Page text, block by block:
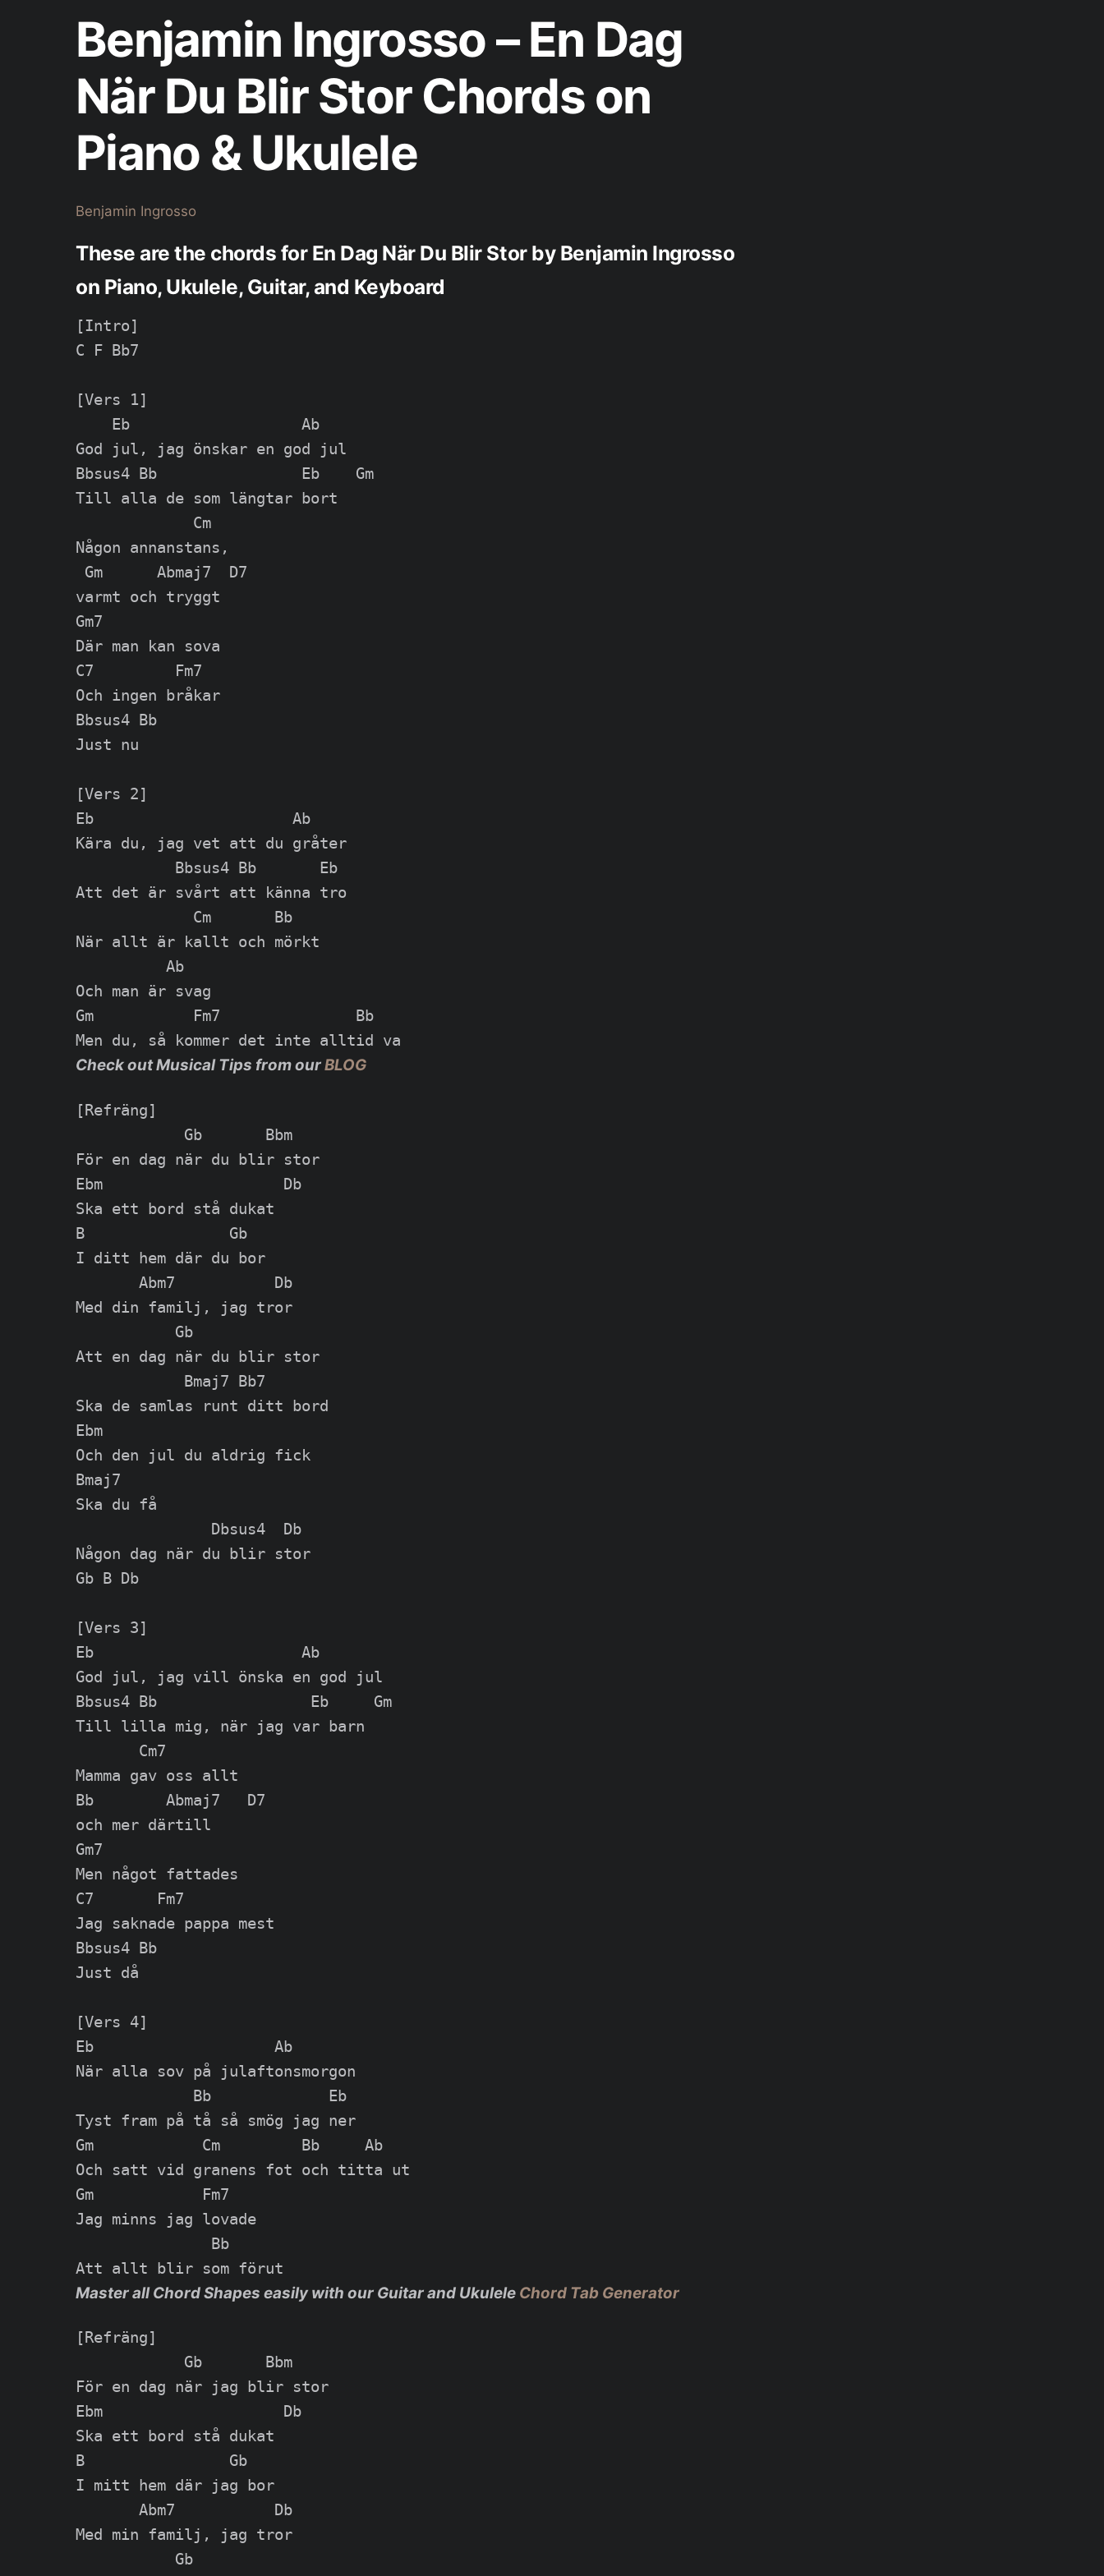
Benjamin Ingrosso – En Dag
När Du Blir Stor Chords on
Piano & Ukulele
Benjamin Ingrosso
These are the chords for En Dag När Du Blir Stor by Benjamin Ingrosso
on Piano, Ukulele, Guitar, and Keyboard
[Intro]
C F Bb7
[Vers 1]
    Eb                   Ab
God jul, jag önskar en god jul
Bbsus4 Bb                Eb    Gm
Till alla de som längtar bort
             Cm
Någon annanstans,
Gm      Abmaj7  D7
varmt och tryggt
Gm7
Där man kan sova
C7         Fm7
Och ingen bråkar
Bbsus4 Bb
Just nu
[Vers 2]
Eb                      Ab
Kära du, jag vet att du gråter
           Bbsus4 Bb       Eb
Att det är svårt att känna tro
             Cm       Bb
När allt är kallt och mörkt
          Ab
Och man är svag
Gm           Fm7               Bb
Check out Musical Tips from ourBLOG
[Refräng]
            Gb       Bbm
För en dag när du blir stor
Ebm                    Db
Ska ett bord stå dukat
B                Gb
I ditt hem där du bor
       Abm7           Db
Med din familj, jag tror
           Gb
Att en dag när du blir stor
            Bmaj7 Bb7
Ska de samlas runt ditt bord
Ebm
Och den jul du aldrig fick
Bmaj7
Ska du få
               Dbsus4  Db
Någon dag när du blir stor
Gb B Db
[Vers 3]
Eb                       Ab
God jul, jag vill önska en god jul
Bbsus4 Bb                 Eb     Gm
Till lilla mig, när jag var barn
       Cm7
Mamma gav oss allt
Bb        Abmaj7   D7
och mer därtill
Gm7
Men något fattades
C7       Fm7
Jag saknade pappa mest
Bbsus4 Bb
Just då
[Vers 4]
Eb                    Ab
När alla sov på julaftonsmorgon
             Bb             Eb
Tyst fram på tå så smög jag ner
Gm            Cm         Bb     Ab
Och satt vid granens fot och titta ut
Gm            Fm7
Jag minns jag lovade
               Bb
Master all Chord Shapes easily with our Guitar and Ukulele Chord Tab Generator
[Refräng]
            Gb       Bbm
För en dag när jag blir stor
Ebm                    Db
Ska ett bord stå dukat
B                Gb
I mitt hem där jag bor
       Abm7           Db
Med min familj, jag tror
           Gb